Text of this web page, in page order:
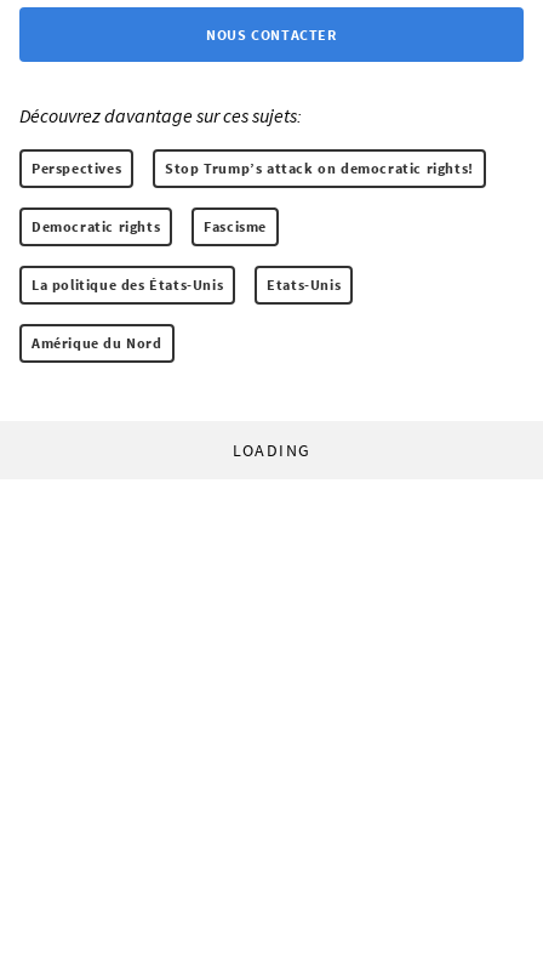
NOUS CONTACTER
Découvrez davantage sur ces sujets:
Perspectives Stop Trump’s attack on democratic rights!
Democratic rights Fascisme
La politique des États-Unis Etats-Unis
Amérique du Nord
LOADING